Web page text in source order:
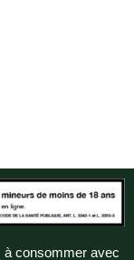
à consommer avec